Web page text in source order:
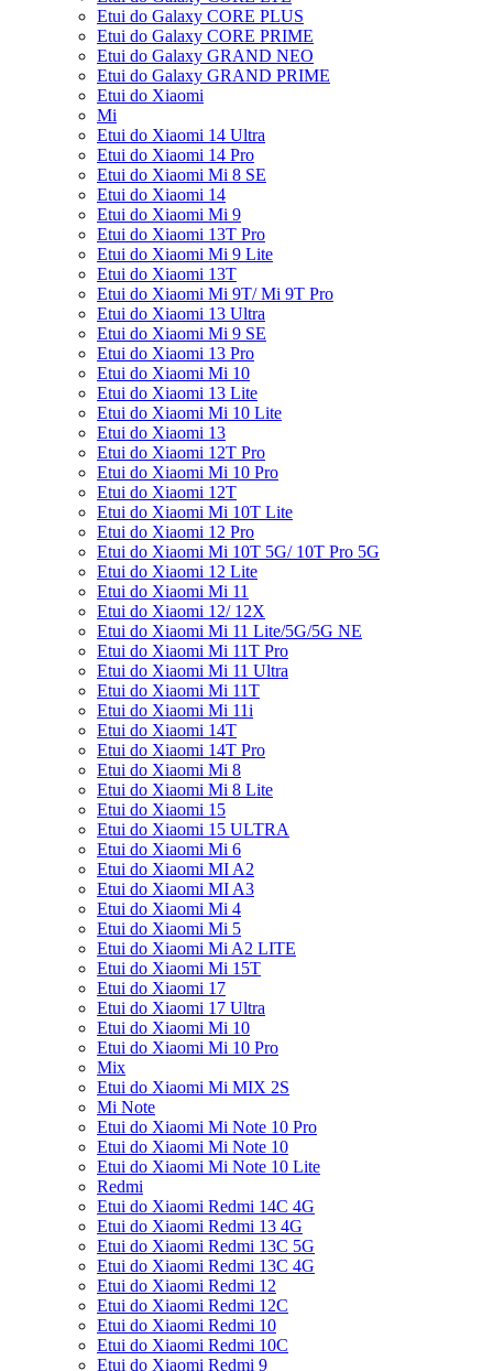
Etui do Galaxy CORE PLUS
Etui do Galaxy CORE PRIME
Etui do Galaxy GRAND NEO
Etui do Galaxy GRAND PRIME
Etui do Xiaomi
Mi
Etui do Xiaomi 14 Ultra
Etui do Xiaomi 14 Pro
Etui do Xiaomi Mi 8 SE
Etui do Xiaomi 14
Etui do Xiaomi Mi 9
Etui do Xiaomi 13T Pro
Etui do Xiaomi Mi 9 Lite
Etui do Xiaomi 13T
Etui do Xiaomi Mi 9T/ Mi 9T Pro
Etui do Xiaomi 13 Ultra
Etui do Xiaomi Mi 9 SE
Etui do Xiaomi 13 Pro
Etui do Xiaomi Mi 10
Etui do Xiaomi 13 Lite
Etui do Xiaomi Mi 10 Lite
Etui do Xiaomi 13
Etui do Xiaomi 12T Pro
Etui do Xiaomi Mi 10 Pro
Etui do Xiaomi 12T
Etui do Xiaomi Mi 10T Lite
Etui do Xiaomi 12 Pro
Etui do Xiaomi Mi 10T 5G/ 10T Pro 5G
Etui do Xiaomi 12 Lite
Etui do Xiaomi Mi 11
Etui do Xiaomi 12/ 12X
Etui do Xiaomi Mi 11 Lite/5G/5G NE
Etui do Xiaomi Mi 11T Pro
Etui do Xiaomi Mi 11 Ultra
Etui do Xiaomi Mi 11T
Etui do Xiaomi Mi 11i
Etui do Xiaomi 14T
Etui do Xiaomi 14T Pro
Etui do Xiaomi Mi 8
Etui do Xiaomi Mi 8 Lite
Etui do Xiaomi 15
Etui do Xiaomi 15 ULTRA
Etui do Xiaomi Mi 6
Etui do Xiaomi MI A2
Etui do Xiaomi MI A3
Etui do Xiaomi Mi 4
Etui do Xiaomi Mi 5
Etui do Xiaomi Mi A2 LITE
Etui do Xiaomi Mi 15T
Etui do Xiaomi 17
Etui do Xiaomi 17 Ultra
Etui do Xiaomi Mi 10
Etui do Xiaomi Mi 10 Pro
Mix
Etui do Xiaomi Mi MIX 2S
Mi Note
Etui do Xiaomi Mi Note 10 Pro
Etui do Xiaomi Mi Note 10
Etui do Xiaomi Mi Note 10 Lite
Redmi
Etui do Xiaomi Redmi 14C 4G
Etui do Xiaomi Redmi 13 4G
Etui do Xiaomi Redmi 13C 5G
Etui do Xiaomi Redmi 13C 4G
Etui do Xiaomi Redmi 12
Etui do Xiaomi Redmi 12C
Etui do Xiaomi Redmi 10
Etui do Xiaomi Redmi 10C
Etui do Xiaomi Redmi 9